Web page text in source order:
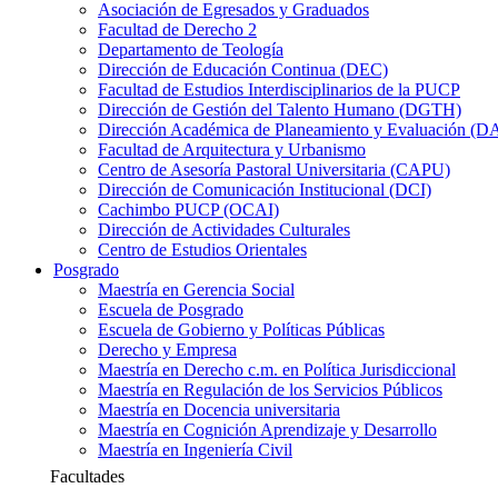
Asociación de Egresados y Graduados
Facultad de Derecho 2
Departamento de Teología
Dirección de Educación Continua (DEC)
Facultad de Estudios Interdisciplinarios de la PUCP
Dirección de Gestión del Talento Humano (DGTH)
Dirección Académica de Planeamiento y Evaluación
Facultad de Arquitectura y Urbanismo
Centro de Asesoría Pastoral Universitaria (CAPU)
Dirección de Comunicación Institucional (DCI)
Cachimbo PUCP (OCAI)
Dirección de Actividades Culturales
Centro de Estudios Orientales
Posgrado
Maestría en Gerencia Social
Escuela de Posgrado
Escuela de Gobierno y Políticas Públicas
Derecho y Empresa
Maestría en Derecho c.m. en Política Jurisdiccional
Maestría en Regulación de los Servicios Públicos
Maestría en Docencia universitaria
Maestría en Cognición Aprendizaje y Desarrollo
Maestría en Ingeniería Civil
Facultades